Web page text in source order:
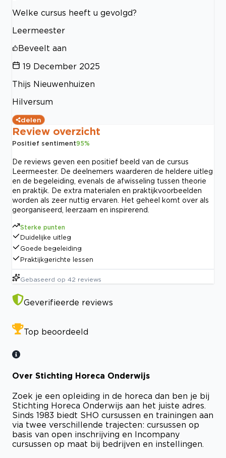
Welke cursus heeft u gevolgd?
Leermeester
Beveelt aan
19 December 2025
Thijs Nieuwenhuizen
Hilversum
delen
Review overzicht
Positief sentiment95%
De reviews geven een positief beeld van de cursus
Leermeester. De deelnemers waarderen de heldere uitleg
en de begeleiding, evenals de afwisseling tussen theorie
en praktijk. De extra materialen en praktijkvoorbeelden
worden als zeer nuttig ervaren. Het geheel komt over als
georganiseerd, leerzaam en inspirerend.
Sterke punten
Duidelijke uitleg
Goede begeleiding
Praktijkgerichte lessen
Gebaseerd op 42 reviews
Geverifieerde reviews
Top beoordeeld
Over Stichting Horeca Onderwijs
Zoek je een opleiding in de horeca dan ben je bij
Stichting Horeca Onderwijs aan het juiste adres.
Sinds 1983 biedt SHO cursussen en trainingen aan
via twee verschillende trajecten: cursussen op
basis van open inschrijving en Incompany
cursussen op maat bij bedrijven en instellingen.